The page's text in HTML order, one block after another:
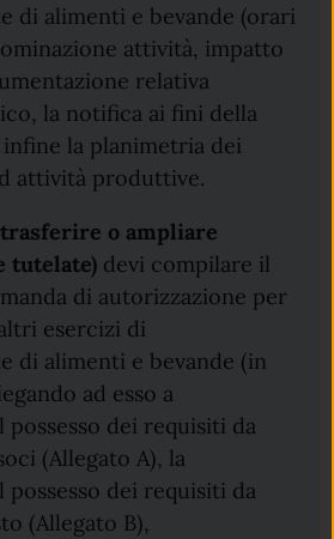
di alimenti e bevande (orari
attività, impatto
relativa
la notifica ai fini della
la planimetria dei
attività produttive.
o ampliare
tutelate) devi compilare il
di autorizzazione per
esercizi di
di alimenti e bevande (in
ad esso a
possesso dei requisiti da
(Allegato A), la
possesso dei requisiti da
(Allegato B),